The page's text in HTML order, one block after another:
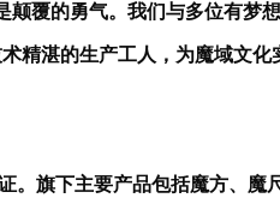
覆的勇气。我们与多位有梦
湛的生产工人，为魔域文
旗下主要产品包括魔方、